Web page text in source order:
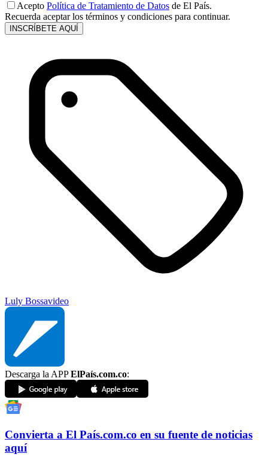
Acepto Política de Tratamiento de Datos de El País.
Recuerda aceptar los términos y condiciones para continuar.
INSCRÍBETE AQUÍ
Luly Bossavideo
Descarga la APPElPaís.com.co:
Convierta a El País.com.co en su fuente de noticias
aquí